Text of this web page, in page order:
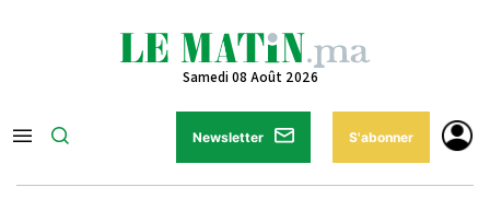
Samedi 08 Août 2026
Newsletter S'abonner